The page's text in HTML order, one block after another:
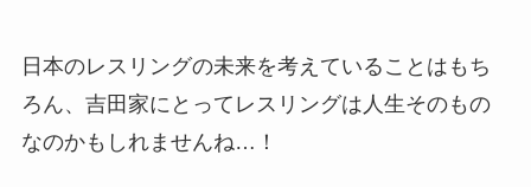
日本のレスリングの未来を考えていることはもち
ろん、吉田家にとってレスリングは人生そのもの
なのかもしれませんね…！